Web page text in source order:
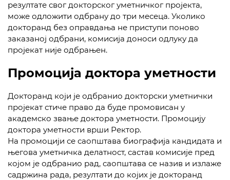
резултате свог докторског уметничког пројекта,
може одложити одбрану до три месеца. Уколико
докторанд без оправдања не приступи поново
заказаној одбрани, комисија доноси одлуку да
пројекат није одбрањен.
Промоција доктора уметности
Докторанд који је одбранио докторски уметнички
пројекат стиче право да буде промовисан у
академско звање доктора уметности. Промоцију
доктора уметности врши Ректор.
На промоцији се саопштава биографија кандидата и
његова уметничка делатност, састав комисије пред
којом је одбранио рад, саопштава се назив и излаже
садржина рада, резултати до којих је докторанд